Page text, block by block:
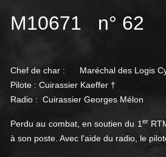
M10671 n°
Chef de char : Maréchal des Logis
Pilote : Cuirassier Kaeffer †
Radio : Cuirassier Georges Mélon
Perdu au combat, en soutien du 1 er
à son poste. Avec l'aide du radio, le